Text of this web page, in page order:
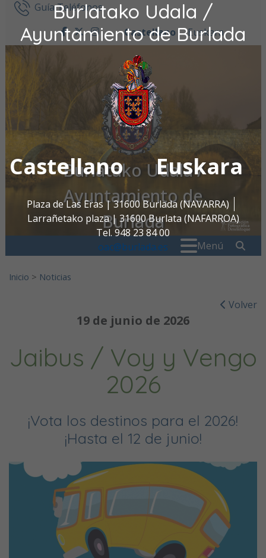
Burlatako Udala /
Ayuntamiento de Burlada
Castellano Euskara
Plaza de Las Eras | 31600 Burlada (NAVARRA)
Larrañetako plaza | 31600 Burlata (NAFARROA)
Tel. 948 23 84 00
oac@burlada.es
Ir al contenidoGuía Teléfonos
facebook
twitter
instagram
Castellano Euskara
Burlatako Udala /
Ayuntamiento de
Burlada
Menú
Inicio > Noticias
Volver
19 de junio de 2026
Jaibus / Voy y Vengo
2026
¡Vota los destinos para el 2026!
¡Hasta el 12 de junio!